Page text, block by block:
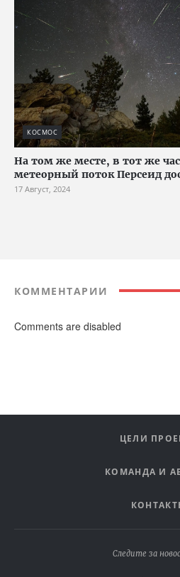
КОСМОС
На том же месте, в тот же
метеорный поток Персеид
17 Август, 2024
КОММЕНТАРИИ
Comments are disabled
ЦЕЛИ
КОМАНДА И
Следите за